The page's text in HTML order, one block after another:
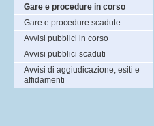
Gare e procedure in corso
Gare e procedure scadute
Avvisi pubblici in corso
Avvisi pubblici scaduti
Avvisi di aggiudicazione, esiti e
affidamenti